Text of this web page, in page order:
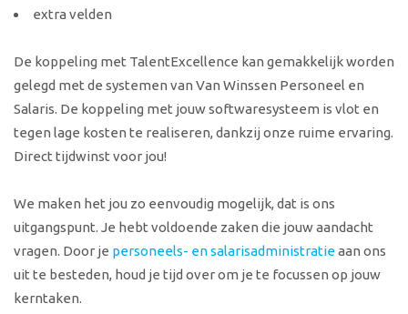
extra velden
De koppeling met TalentExcellence kan gemakkelijk worden
gelegd met de systemen van Van Winssen Personeel en
Salaris. De koppeling met jouw softwaresysteem is vlot en
tegen lage kosten te realiseren, dankzij onze ruime ervaring.
Direct tijdwinst voor jou!
We maken het jou zo eenvoudig mogelijk, dat is ons
uitgangspunt. Je hebt voldoende zaken die jouw aandacht
vragen. Door je personeels- en salarisadministratieaan ons
uit te besteden, houd je tijd over om je te focussen op jouw
kerntaken.